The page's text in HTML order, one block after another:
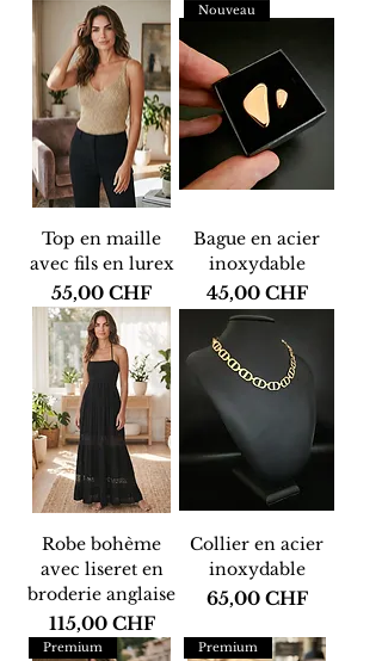
Top en maille
avec fils en lurex
Prix
55,00 CHF
Nouveau
Bague en acier
inoxydable
Prix
45,00 CHF
Robe bohème
avec liseret en
broderie anglaise
Prix
115,00 CHF
Collier en acier
inoxydable
Prix
65,00 CHF
Premium Premium